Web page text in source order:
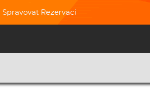
Spravovat Rezervaci